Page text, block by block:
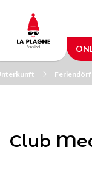
main
content
Club